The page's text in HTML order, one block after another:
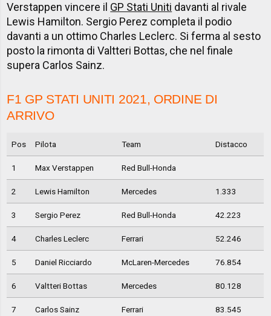
Verstappen vincere il GP Stati Uniti davanti al rivale
Lewis Hamilton. Sergio Perez completa il podio
davanti a un ottimo Charles Leclerc. Si ferma al sesto
posto la rimonta di Valtteri Bottas, che nel finale
supera Carlos Sainz.
F1 GP STATI UNITI 2021, ORDINE DI
ARRIVO
Pos Pilota Team Distacco
1 Max Verstappen Red Bull-Honda
2 Lewis Hamilton Mercedes 1.333
3 Sergio Perez Red Bull-Honda 42.223
4 Charles Leclerc Ferrari 52.246
5 Daniel Ricciardo McLaren-Mercedes 76.854
6 Valtteri Bottas Mercedes 80.128
7 Carlos Sainz Ferrari 83.545